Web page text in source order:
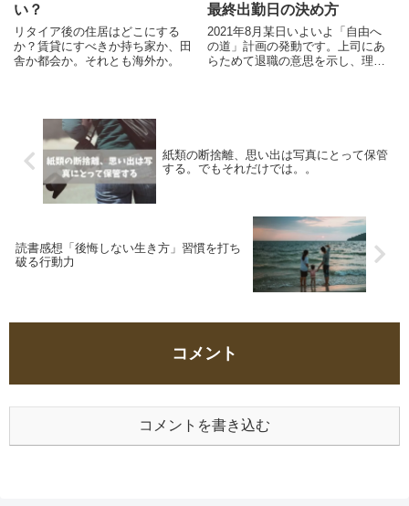
い？
リタイア後の住居はどこにする
か？賃貸にすべきか持ち家か、田
舎か都会か。それとも海外か。
最終出勤日の決め方
2021年8月某日いよいよ「自由へ
の道」計画の発動です。上司にあ
らためて退職の意思を示し、理由
か講じられ、その後しばらくたっ
てから後任の人選が始まりまし
た。
紙類の断捨離、思い出は写真にとって保管
する。でもそれだけでは。。
読書感想「後悔しない生き方」習慣を打ち
破る行動力
コメント
コメントを書き込む